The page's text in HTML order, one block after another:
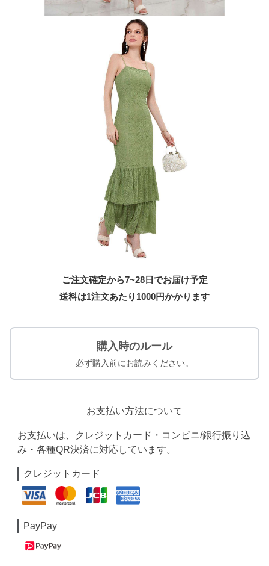
ご注文確定から7~28日でお届け予定
送料は1注文あたり 1000円かかります
購入時のルール
必ず購入前にお読みください。
お支払い方法について
お支払いは、クレジットカード・コンビニ/銀行振り込
み・各種QR決済に対応しています。
クレジットカード
PayPay